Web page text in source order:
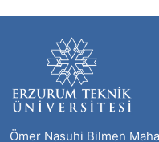
Ömer Nasuhi Bilmen